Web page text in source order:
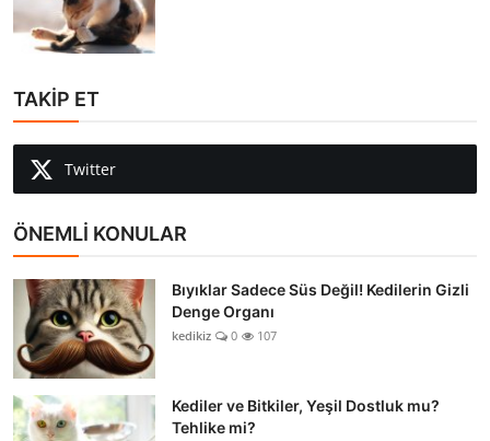
TAKİP ET
Twitter
ÖNEMLİ KONULAR
Bıyıklar Sadece Süs Değil! Kedilerin Gizli
Denge Organı
kedikiz 0 107
Kediler ve Bitkiler, Yeşil Dostluk mu?
Tehlike mi?